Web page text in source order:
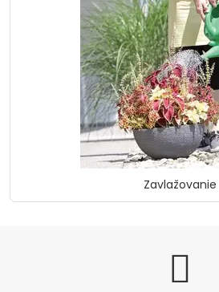
Zavlažovanie